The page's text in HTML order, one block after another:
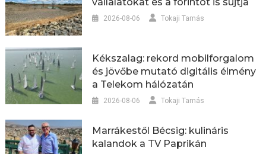
2026-08-06 Tokaji Tamás
Kékszalag: rekord mobilforgalom
és jövőbe mutató digitális élmény
a Telekom hálózatán
2026-08-06 Tokaji Tamás
Marrákestől Bécsig: kulináris
kalandok a TV Paprikán